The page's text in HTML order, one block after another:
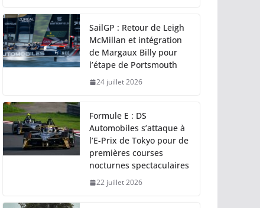
SailGP : Retour de Leigh
McMillan et intégration
de Margaux Billy pour
l’étape de Portsmouth
24 juillet 2026
Formule E : DS
Automobiles s’attaque à
l’E-Prix de Tokyo pour de
premières courses
nocturnes spectaculaires
22 juillet 2026